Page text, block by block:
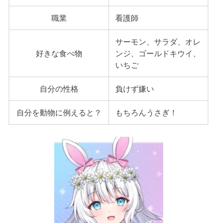
職業 看護師
好きな食べ物
サーモン、サラダ、オレ
ンジ、ゴールドキウイ、
いちご
自分の性格 負けず嫌い
自分を動物に例えると？ もちろんうさぎ！